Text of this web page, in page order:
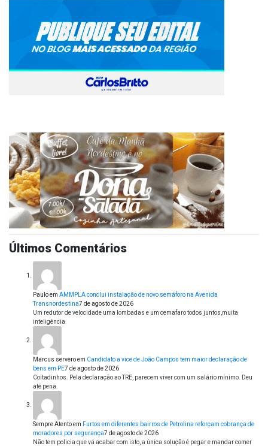
Últimos Comentários
Pauloem AMMPLA conclui instalação de novo semáforo na Avenida
Transnordestina7 de agosto de 2026
Um redutor de velocidade uma lombadas e um cemafaro todos juntos,muita
inteligência
Marcus serveroem Candidato a vice de João Campos tem maior declaração de
bens em PE7 de agosto de 2026
Coitadinhos. Pela declaração ao TRE, parecem viver com um salário mínimo. Deu
até pena.
Sempre Atentoem Furtos em diferentes bairros de Petrolina reforçam cobrança de
moradores por segurança7 de agosto de 2026
Não tem policia que vá acabar com isto, a única solução é pegar e mandar comer